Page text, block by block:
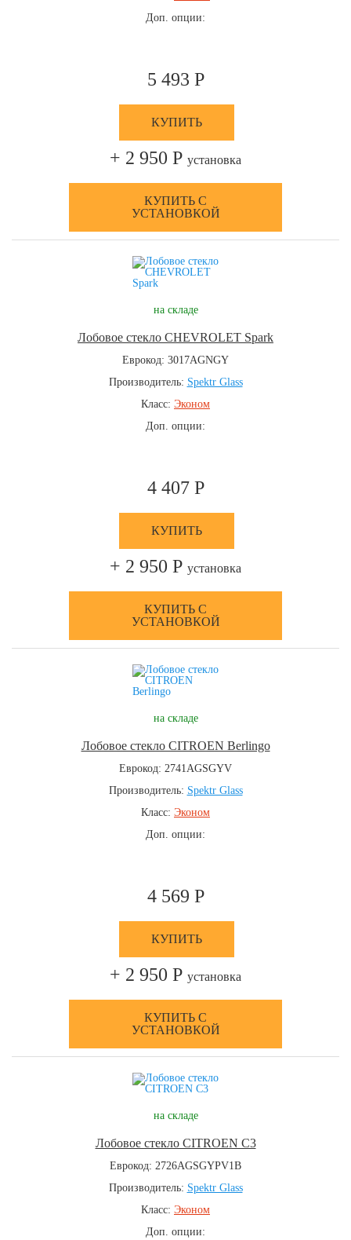
Доп. опции:
5 493 Р
КУПИТЬ
+ 2 950 Р установка
КУПИТЬ С
УСТАНОВКОЙ
на складе
Лобовое стекло CHEVROLET Spark
Еврокод: 3017AGNGY
Производитель: Spektr Glass
Класс: Эконом
Доп. опции:
4 407 Р
КУПИТЬ
+ 2 950 Р установка
КУПИТЬ С
УСТАНОВКОЙ
на складе
Лобовое стекло CITROEN Berlingo
Еврокод: 2741AGSGYV
Производитель: Spektr Glass
Класс: Эконом
Доп. опции:
4 569 Р
КУПИТЬ
+ 2 950 Р установка
КУПИТЬ С
УСТАНОВКОЙ
на складе
Лобовое стекло CITROEN C3
Еврокод: 2726AGSGYPV1B
Производитель: Spektr Glass
Класс: Эконом
Доп. опции: